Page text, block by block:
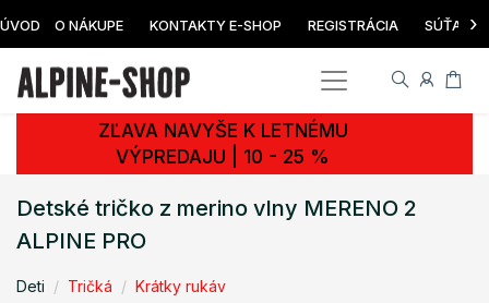
ÚVOD O NÁKUPE KONTAKTY E-SHOP REGISTRÁCIA SÚŤAŽ ›
ZĽAVA NAVYŠE K LETNÉMU
VÝPREDAJU | 10 - 25 %
Detské tričko z merino vlny MERENO 2
ALPINE PRO
Deti Tričká Krátky rukáv